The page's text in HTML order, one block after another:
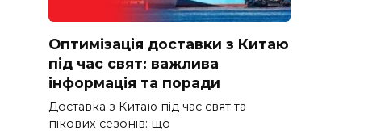
Оптимізація доставки з Китаю
під час свят: важлива
інформація та поради
Доставка з Китаю під час свят та
пікових сезонів: що